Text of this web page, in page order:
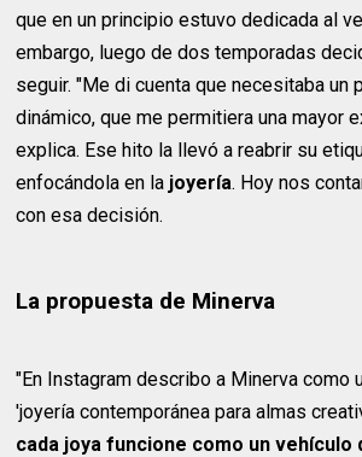
que en un principio estuvo dedicada al
embargo, luego de dos temporadas
seguir. "Me di cuenta que necesitaba un
dinámico, que me permitiera una mayor
explica. Ese hito la llevó a reabrir su
enfocándola en la joyería. Hoy nos
con esa decisión.
La propuesta de Minerva
"En Instagram describo a Minerva como
'joyería contemporánea para almas
cada joya funcione como un vehículo